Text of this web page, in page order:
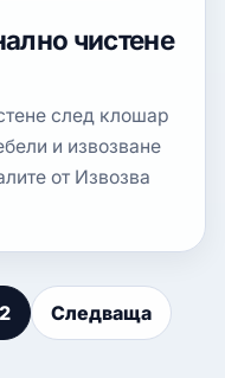
чистене
след клошар
и извозване
от Извозва
Следваща